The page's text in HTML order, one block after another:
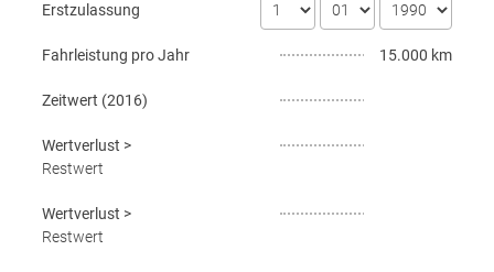
Erstzulassung
Fahrleistung pro Jahr 15.000 km
Zeitwert (2016)
Wertverlust >
Restwert
Wertverlust >
Restwert